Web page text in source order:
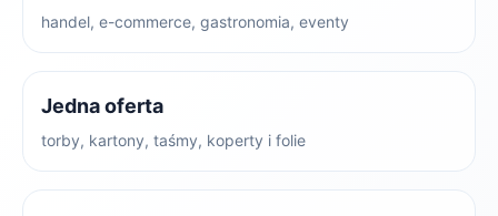
handel, e-commerce, gastronomia, eventy
Jedna oferta
torby, kartony, taśmy, koperty i folie